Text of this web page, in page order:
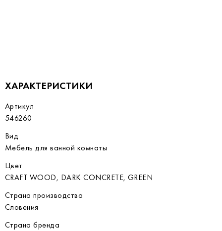
ХАРАКТЕРИСТИКИ
Артикул
546260
Вид
Мебель для ванной комнаты
Цвет
CRAFT WOOD, DARK CONCRETE, GREEN
Страна производства
Словения
Страна бренда